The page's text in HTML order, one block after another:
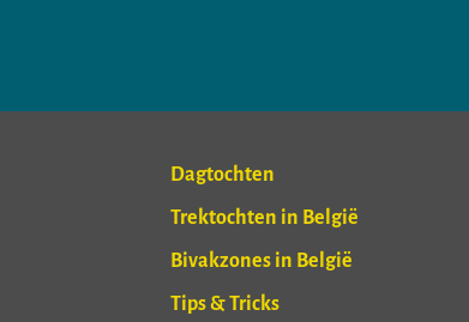
Dagtochten
Trektochten in België
Bivakzones in België
Tips & Tricks